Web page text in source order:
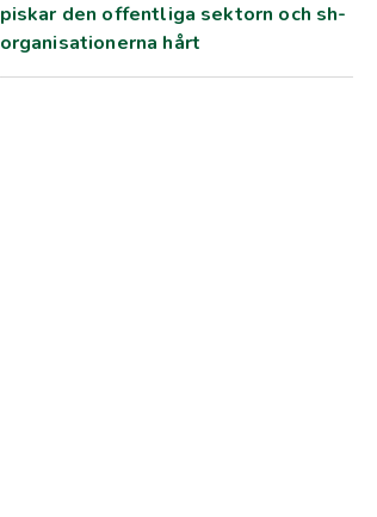
piskar den offentliga sektorn och sh-
organisationerna hårt